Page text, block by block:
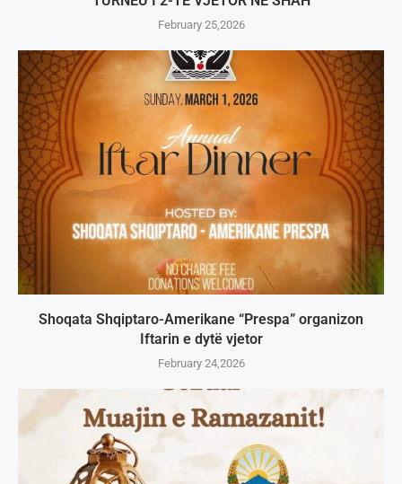
February 25,2026
Shoqata Shqiptaro-Amerikane “Prespa” organizon
Iftarin e dytë vjetor
February 24,2026